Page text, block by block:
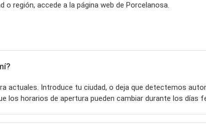
región, accede a la página web de Porcelanosa.
actuales. Introduce tu ciudad, o deja que detectemos
los horarios de apertura pueden cambiar durante los días